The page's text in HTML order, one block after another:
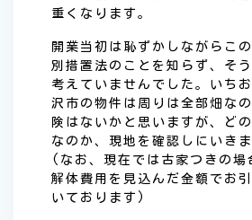
重くなります。
開業当初は恥ずかしながらこ
別措置法のことを知らず、そ
考えていませんでした。いち
沢市の物件は周りは全部畑な
険はないかと思いますが、ど
なのか、現地を確認しにいきま
(なお、現在では古家つきの場
解体費用を見込んだ金額でお
いております)